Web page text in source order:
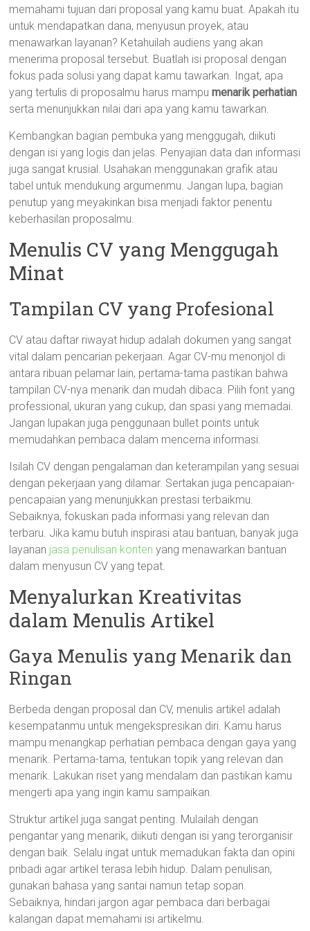
memahami tujuan dari proposal yang kamu buat. Apakah itu
untuk mendapatkan dana, menyusun proyek, atau
menawarkan layanan? Ketahuilah audiens yang akan
menerima proposal tersebut. Buatlah isi proposal dengan
fokus pada solusi yang dapat kamu tawarkan. Ingat, apa
yang tertulis di proposalmu harus mampumenarik perhatian
serta menunjukkan nilai dari apa yang kamu tawarkan.
Kembangkan bagian pembuka yang menggugah, diikuti
dengan isi yang logis dan jelas. Penyajian data dan informasi
juga sangat krusial. Usahakan menggunakan grafik atau
tabel untuk mendukung argumenmu. Jangan lupa, bagian
penutup yang meyakinkan bisa menjadi faktor penentu
keberhasilan proposalmu.
Menulis CV yang Menggugah
Minat
Tampilan CV yang Profesional
CV atau daftar riwayat hidup adalah dokumen yang sangat
vital dalam pencarian pekerjaan. Agar CV-mu menonjol di
antara ribuan pelamar lain, pertama-tama pastikan bahwa
tampilan CV-nya menarik dan mudah dibaca. Pilih font yang
professional, ukuran yang cukup, dan spasi yang memadai.
Jangan lupakan juga penggunaan bullet points untuk
memudahkan pembaca dalam mencerna informasi.
Isilah CV dengan pengalaman dan keterampilan yang sesuai
dengan pekerjaan yang dilamar. Sertakan juga pencapaian-
pencapaian yang menunjukkan prestasi terbaikmu.
Sebaiknya, fokuskan pada informasi yang relevan dan
terbaru. Jika kamu butuh inspirasi atau bantuan, banyak juga
layanan jasa penulisan konten yang menawarkan bantuan
dalam menyusun CV yang tepat.
Menyalurkan Kreativitas
dalam Menulis Artikel
Gaya Menulis yang Menarik dan
Ringan
Berbeda dengan proposal dan CV, menulis artikel adalah
kesempatanmu untuk mengekspresikan diri. Kamu harus
mampu menangkap perhatian pembaca dengan gaya yang
menarik. Pertama-tama, tentukan topik yang relevan dan
menarik. Lakukan riset yang mendalam dan pastikan kamu
mengerti apa yang ingin kamu sampaikan.
Struktur artikel juga sangat penting. Mulailah dengan
pengantar yang menarik, diikuti dengan isi yang terorganisir
dengan baik. Selalu ingat untuk memadukan fakta dan opini
pribadi agar artikel terasa lebih hidup. Dalam penulisan,
gunakan bahasa yang santai namun tetap sopan.
Sebaiknya, hindari jargon agar pembaca dari berbagai
kalangan dapat memahami isi artikelmu.